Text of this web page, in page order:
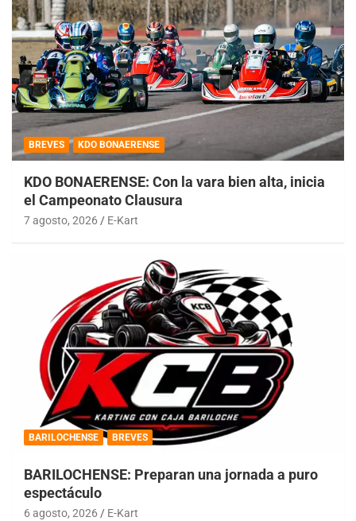
BREVES KDO BONAERENSE
KDO BONAERENSE: Con la vara bien alta, inicia
el Campeonato Clausura
7 agosto, 2026 E-Kart
BARILOCHENSE BREVES
BARILOCHENSE: Preparan una jornada a puro
espectáculo
6 agosto, 2026 E-Kart